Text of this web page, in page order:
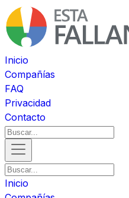
Inicio
Compañías
FAQ
Privacidad
Contacto
Inicio